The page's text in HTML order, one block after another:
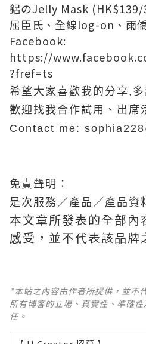
鋁のJelly Mask
屈臣氏、全線log-on、雨
Facebook:
https://
?fref=ts
希望大家喜歡我的分享,
歡迎找我合作試用、出席
Contact me:
免責聲明：
是次服務／產品／產品資
本文章所發表的全部內
感受，並不代表該品牌
*本站之內容由作者所提供，並不
所有博客的立場、真實性、準確
任。